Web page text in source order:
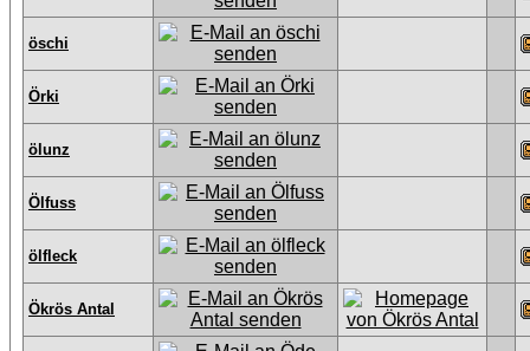
öschi
Örki
ölunz
Ölfuss
ölfleck
Ökrös Antal